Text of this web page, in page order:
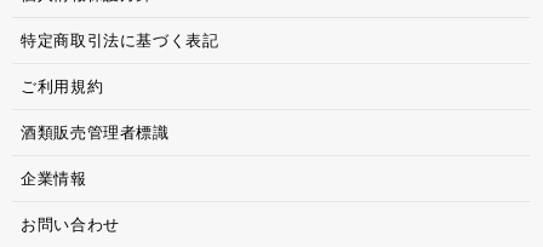
特定商取引法に基づく表記
ご利用規約
酒類販売管理者標識
企業情報
お問い合わせ